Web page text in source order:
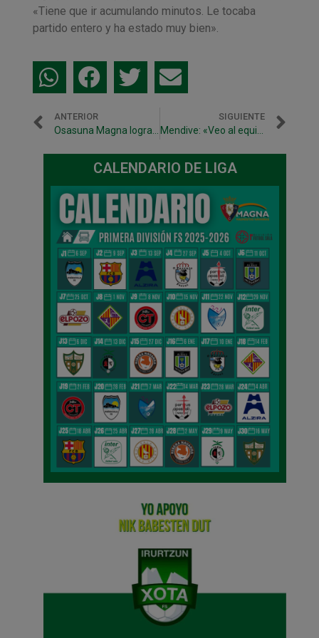
«Tiene que ir acumulando minutos. Le tocaba
partido entero y ha estado muy bien».
ANTERIOR SIGUIENTE
CALENDARIO DE LIGA